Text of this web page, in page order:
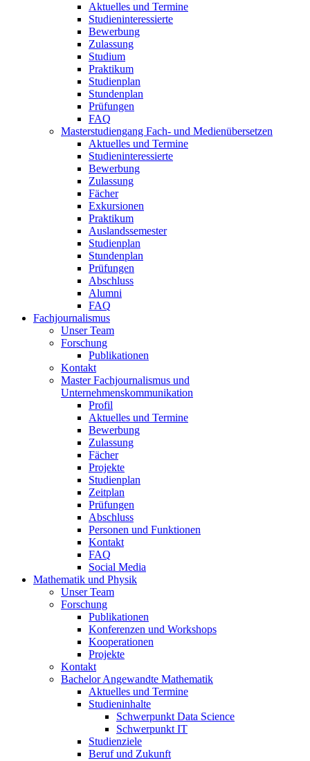
Aktuelles und Termine
Studieninteressierte
Bewerbung
Zulassung
Studium
Praktikum
Studienplan
Stundenplan
Prüfungen
FAQ
Masterstudiengang Fach- und Medienübersetzen
Aktuelles und Termine
Studieninteressierte
Bewerbung
Zulassung
Fächer
Exkursionen
Praktikum
Auslandssemester
Studienplan
Stundenplan
Prüfungen
Abschluss
Alumni
FAQ
Fachjournalismus
Unser Team
Forschung
Publikationen
Kontakt
Master Fachjournalismus und
Unternehmenskommunikation
Profil
Aktuelles und Termine
Bewerbung
Zulassung
Fächer
Projekte
Studienplan
Zeitplan
Prüfungen
Abschluss
Personen und Funktionen
Kontakt
FAQ
Social Media
Mathematik und Physik
Unser Team
Forschung
Publikationen
Konferenzen und Workshops
Kooperationen
Projekte
Kontakt
Bachelor Angewandte Mathematik
Aktuelles und Termine
Studieninhalte
Schwerpunkt Data Science
Schwerpunkt IT
Studienziele
Beruf und Zukunft